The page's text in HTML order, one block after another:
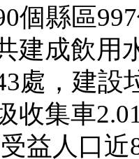
個縣區
建成飲用
處，建設
收集車
益人口